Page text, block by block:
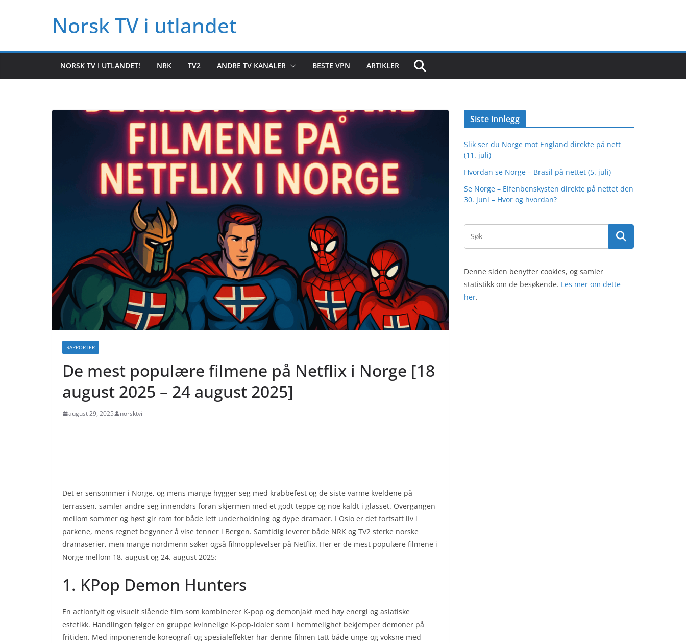
Norsk TV i utlandet
NORSK TV I UTLANDET! NRK TV2 ANDRE TV KANALER BESTE VPN ARTIKLER
RAPPORTER
De mest populære filmene på Netflix i Norge [18
august 2025 – 24 august 2025]
august 29, 2025 norsktvi
Det er sensommer i Norge, og mens mange hygger seg med krabbefest og de siste varme kveldene på
terrassen, samler andre seg innendørs foran skjermen med et godt teppe og noe kaldt i glasset. Overgangen
mellom sommer og høst gir rom for både lett underholdning og dype dramaer. I Oslo er det fortsatt liv i
parkene, mens regnet begynner å vise tenner i Bergen. Samtidig leverer både NRK og TV2 sterke norske
dramaserier, men mange nordmenn søker også filmopplevelser på Netflix. Her er de mest populære filmene i
Norge mellom 18. august og 24. august 2025:
1. KPop Demon Hunters
En actionfylt og visuelt slående film som kombinerer K-pop og demonjakt med høy energi og asiatiske
estetikk. Handlingen følger en gruppe kvinnelige K-pop-idoler som i hemmelighet bekjemper demoner på
fritiden. Med imponerende koreografi og spesialeffekter har denne filmen tatt både unge og voksne med
Siste innlegg
Slik ser du Norge mot England direkte på nett
(11. juli)
Hvordan se Norge – Brasil på nettet (5. juli)
Se Norge – Elfenbenskysten direkte på nettet den
30. juni – Hvor og hvordan?
Denne siden benytter cookies, og samler
statistikk om de besøkende. Les mer om dette
her.